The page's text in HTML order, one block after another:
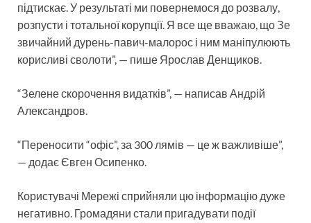
підтискає. У результаті ми повернемося до розвалу,
розпусти і тотальної корупції. Я все ще вважаю, що Зе
звичайний дурень-павич-малорос і ним маніпулюють
корисливі сволоти”, — пише Ярослав Денщиков.
“Зелене скорочення видатків”, — написав Андрій
Александров.
“Переносити “офіс”, за 300 лямів — це ж важливіше”,
— додає Євген Осипенко.
Користувачі Мережі сприйняли цю інформацію дуже
негативно. Громадяни стали пригадувати події